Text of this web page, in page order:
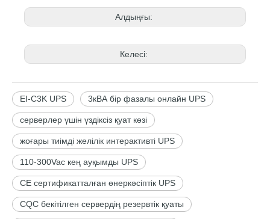
Алдыңғы:
Келесі:
EI-C3K UPS 3кВА бір фазалы онлайн UPS
серверлер үшін үздіксіз қуат көзі
жоғары тиімді желілік интерактивті UPS
110-300Vac кең ауқымды UPS
CE сертификатталған өнеркәсіптік UPS
CQC бекітілген сервердің резервтік қуаты